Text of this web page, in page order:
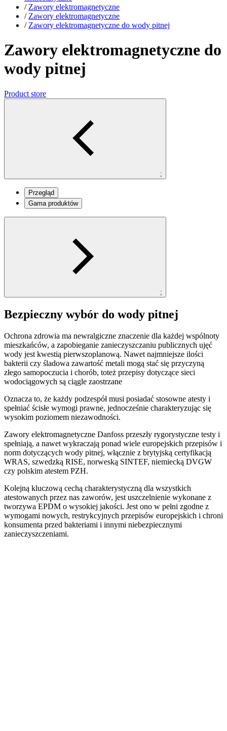
/ Zawory elektromagnetyczne
/ Zawory elektromagnetyczne
/ Zawory elektromagnetyczne do wody pitnej
Zawory elektromagnetyczne do
wody pitnej
Product store
;
Przegląd
Gama produktów
;
Bezpieczny wybór do wody pitnej
Ochrona zdrowia ma newralgiczne znaczenie dla każdej wspólnoty
mieszkańców, a zapobieganie zanieczyszczaniu publicznych ujęć
wody jest kwestią pierwszoplanową. Nawet najmniejsze ilości
bakterii czy śladowa zawartość metali mogą stać się przyczyną
złego samopoczucia i chorób, toteż przepisy dotyczące sieci
wodociągowych są ciągle zaostrzane
Oznacza to, że każdy podzespół musi posiadać stosowne atesty i
spełniać ścisłe wymogi prawne, jednocześnie charakteryzując się
wysokim poziomem niezawodności.
Zawory elektromagnetyczne Danfoss przeszły rygorystyczne testy i
spełniają, a nawet wykraczają ponad wiele europejskich przepisów i
norm dotyczących wody pitnej, włącznie z brytyjską certyfikacją
WRAS, szwedzką RISE, norweską SINTEF, niemiecką DVGW
czy polskim atestem PZH.
Kolejną kluczową cechą charakterystyczną dla wszystkich
atestowanych przez nas zaworów, jest uszczelnienie wykonane z
tworzywa EPDM o wysokiej jakości. Jest ono w pełni zgodne z
wymogami nowych, restrykcyjnych przepisów europejskich i chroni
konsumenta przed bakteriami i innymi niebezpiecznymi
zanieczyszczeniami.